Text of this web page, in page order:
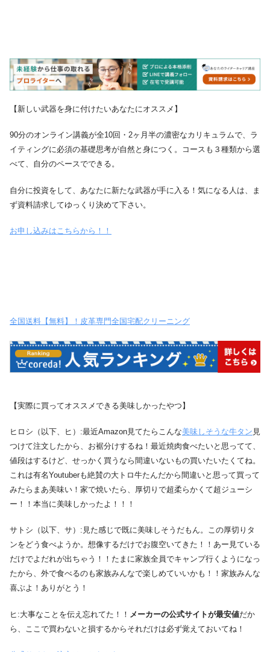
【新しい武器を身に付けたいあなたにオススメ】
90分のオンライン講義が全10回・2ヶ月半の濃密なカリキュラムで、ラ
イティングに必須の基礎思考が自然と身につく。コースも３種類から選
べて、自分のペースでできる。
自分に投資をして、あなたに新たな武器が手に入る！気になる人は、ま
ず資料請求してゆっくり決めて下さい。
お申し込みはこちらから！！
全国送料【無料】！皮革専門全国宅配クリーニング
【実際に買ってオススメできる美味しかったやつ】
ヒロシ（以下、ヒ）:最近Amazon見てたらこんな美味しそうな牛タン 見
つけて注文したから、お裾分けするね！最近焼肉食べたいと思ってて、
値段はするけど、せっかく買うなら間違いないもの買いたいたくてね。
これは有名Youtuberも絶賛の大トロ牛たんだから間違いと思って買って
みたらまあ美味い！家で焼いたら、厚切りで超柔らかくて超ジューシ
ー！！本当に美味しかったよ！！！
サトシ（以下、サ）:見た感じで既に美味しそうだもん。この厚切りタ
ンをどう食べようか。想像するだけでお腹空いてきた！！あー見ている
だけでよだれが出ちゃう！！たまに家族全員でキャンプ行くようになっ
たから、外で食べるのも家族みんなで楽しめていいかも！！家族みんな
喜ぶよ！ありがとう！
ヒ:大事なことを伝え忘れてた！！ メーカーの公式サイトが最安値だか
ら、ここで買わないと損するからそれだけは必ず覚えておいてね！